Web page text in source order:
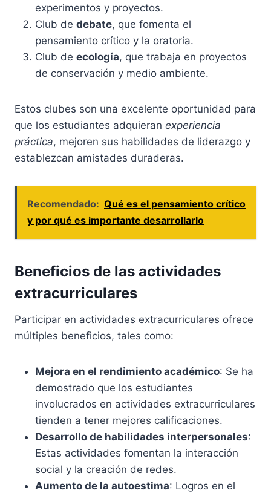
experimentos y proyectos.
Club de debate, que fomenta el
pensamiento crítico y la oratoria.
Club de ecología, que trabaja en proyectos
de conservación y medio ambiente.
Estos clubes son una excelente oportunidad para
que los estudiantes adquieran experiencia
práctica, mejoren sus habilidades de liderazgo y
establezcan amistades duraderas.
Recomendado: Qué es el pensamiento crítico
y por qué es importante desarrollarlo
Beneficios de las actividades
extracurriculares
Participar en actividades extracurriculares ofrece
múltiples beneficios, tales como:
Mejora en el rendimiento académico: Se ha
demostrado que los estudiantes
involucrados en actividades extracurriculares
tienden a tener mejores calificaciones.
Desarrollo de habilidades interpersonales:
Estas actividades fomentan la interacción
social y la creación de redes.
Aumento de la autoestima: Logros en el